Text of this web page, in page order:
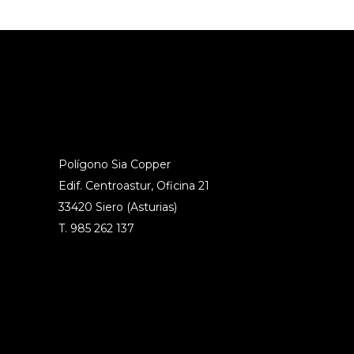
Polígono Sia Copper
Edif. Centroastur, Oficina 21
33420 Siero (Asturias)
T. 985 262 137